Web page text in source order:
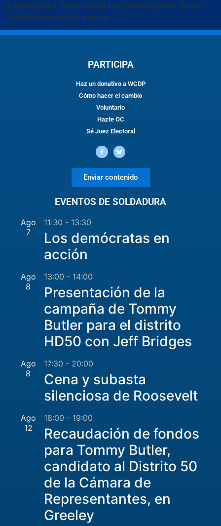
el gobernador Polis vetó la Ley de Protección de los
Trabajadores (WPA) a pesar […]
PARTICIPA
Haz un donativo a WCDP
Cómo hacer el cambio
Voluntario
Hazte OC
Sé Juez Electoral
Enviar contenido
EVENTOS DE SOLDADURA
Ago
7
11:30 - 13:30
Los demócratas en
acción
Ago
8
13:00 - 14:00
Presentación de la
campaña de Tommy
Butler para el distrito
HD50 con Jeff Bridges
Ago
8
17:30 - 20:00
Cena y subasta
silenciosa de Roosevelt
Ago
12
18:00 - 19:00
Recaudación de fondos
para Tommy Butler,
candidato al Distrito 50
de la Cámara de
Representantes, en
Greeley